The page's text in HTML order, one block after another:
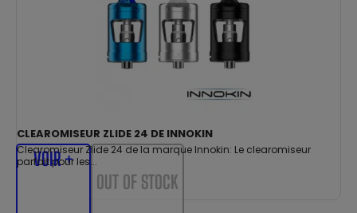
CLEAROMISEUR ZLIDE 24 DE INNOKIN
Clearomiseur Zlide 24 de la marque Innokin: Le clearomiseur
parfait pour les...
VOIR +
OUT OF STOCK